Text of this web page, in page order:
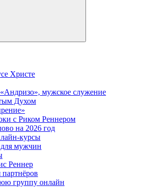
Христе
мужское служение
Духом
с Риком Реннером
на 2026 год
курсы
мужчин
Реннер
группу онлайн